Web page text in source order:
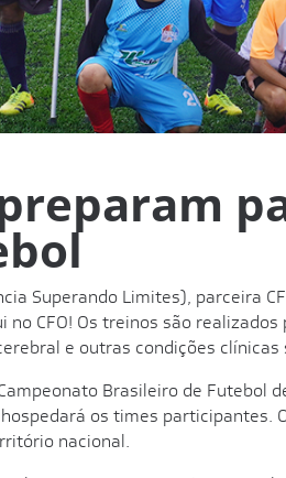
Superando Limites), parceira
CFO! Os treinos são
e outras condições clínicas
Brasileiro de Futebol
os times
nacional.